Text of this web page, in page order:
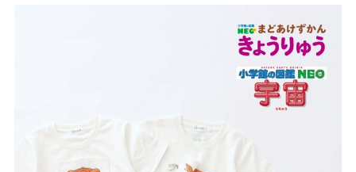
Fashion & Life style floor
ファッション＆ライフスタイルフロア
営業時間 10:00 ~ 20:00
Service & Beauty & Restaurant